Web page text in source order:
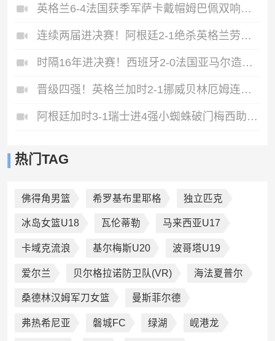
英格兰6-4法国获季军萨卡戴帽姆巴佩双响创纪录奥利塞2助+失良机
连续两届进决赛！阿根廷2-1绝杀英格兰劳塔罗恩佐破门梅西两助攻
时隔16年进决赛！西班牙2-0法国亚马尔造点奥亚萨瓦尔、波罗破门
晋级四强！英格兰加时2-1挪威贝林厄姆连场双响谢尔德鲁普破门
阿根廷加时3-1瑞士进4强小蜘蛛破门梅西助攻麦卡恩博洛假摔染红
热门TAG
佛得角男篮 希罗基布里耶格 独立匹克
冰岛女篮U18 瓦伦蒂勒 马来西亚U17
卡域克流浪 基尔梅斯U20 波哥塔U19
爱尔兰 贝尔格拉诺防卫队(VR) 海法夏普尔
桑德林汉姆军刀女篮 曼斯菲尔德
弗热希尼亚 磐城FC 绿湖 岘港龙